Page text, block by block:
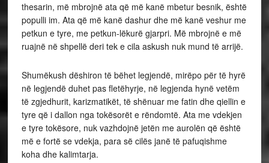
thesarin, më mbrojnë ata që më kanë mbetur besnik, është
populli im. Ata që më kanë dashur dhe më kanë veshur me
petkun e tyre, me petkun-lëkurë gjarpri. Më mbrojnë e më
ruajnë në shpellë deri tek e cila askush nuk mund të arrijë.
Shumëkush dëshiron të bëhet legjendë, mirëpo për të hyrë
në legjendë duhet pas fletëhyrje, në legjenda hynë vetëm
të zgjedhurit, karizmatikët, të shënuar me fatin dhe qiellin e
tyre që i dallon nga tokësorët e rëndomtë. Ata me vdekjen
e tyre tokësore, nuk vazhdojnë jetën me aurolën që është
më e fortë se vdekja, para së cilës janë të pafuqishme
koha dhe kalimtarja.